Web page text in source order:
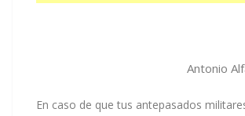
Antonio
En caso de que tus antepasados